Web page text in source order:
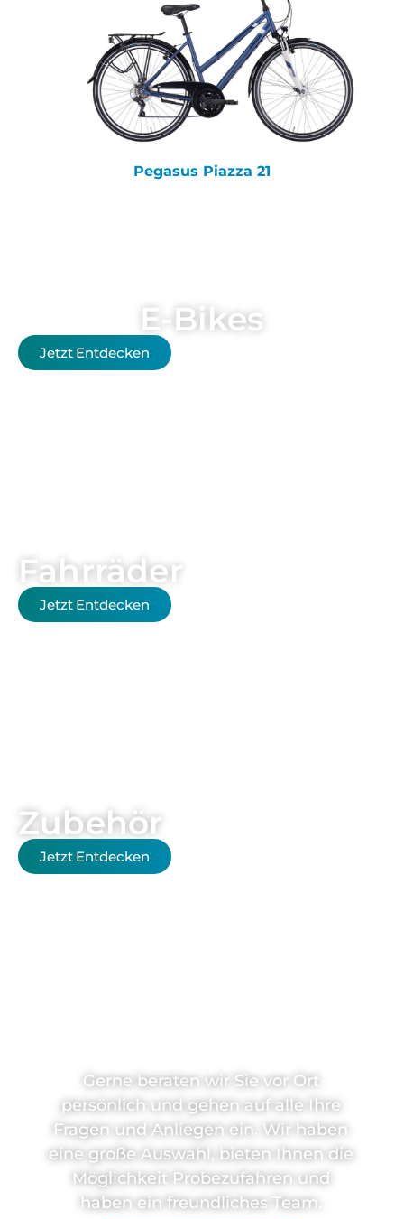
Pegasus Piazza 21
E-Bikes
Jetzt Entdecken
Fahrräder
Jetzt Entdecken
Zubehör
Jetzt Entdecken
Gerne beraten wir Sie vor Ort
persönlich und gehen auf alle Ihre
Fragen und Anliegen ein. Wir haben
eine große Auswahl, bieten Ihnen die
Möglichkeit Probezufahren und
haben ein freundliches Team.